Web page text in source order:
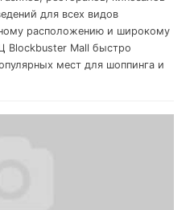
для всех видов
расположению и широкому
Blockbuster Mall быстро
мест для шоппинга и